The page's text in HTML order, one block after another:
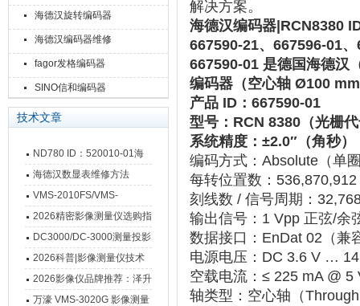
海德汉旋转编码器
海德汉编码器维修
fagor发格编码器
SINO信和编码器
技术文章
ND780 ID：520010-01海
德汉数显表故障维修内容
海德汉数显表维修方法
VMS-2010FS/VMS-
3020FS/VMS-4030FS手动
影像测量仪技术参数
2026精密影像测量仪选购指
南 靠谱品牌一站式选型推荐
DC3000/DC-3000测量投影
仪万濠数据处理器数显表故
障维修方法
2026科普|影像测量仪技术
原理、分类及选型应用
2026影像仪品牌推荐：泽升
影像测量仪选型指南
万濠 VMS-3020G 影像测量
解决方案。
海德汉编码器|RCN8380
667590-21、667596-01
667590-01 是德国海德汉
编码器（空心轴 Ø100
产品 ID ‌：667590-01
型号 ：RCN 8380（光栅
系统精度 ‌：‌ ±2.0″ ‌（角秒）
编码方式 ‌： Absolute （单
每转位置数 ‌：‌
刻线数 / 信号周期 ‌：‌
输出信号 ‌：‌ 1 Vpp 正弦/余
数据接口 ‌：‌ EnDat 02 （
电源电压 ‌：‌ DC 3.6 V …
空载电流 ‌：‌ ≤ 225 mA @ 5
轴类型 ‌：‌ 空心轴（